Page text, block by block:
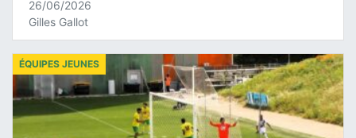
26/06/2026
Gilles Gallot
ÉQUIPES JEUNES